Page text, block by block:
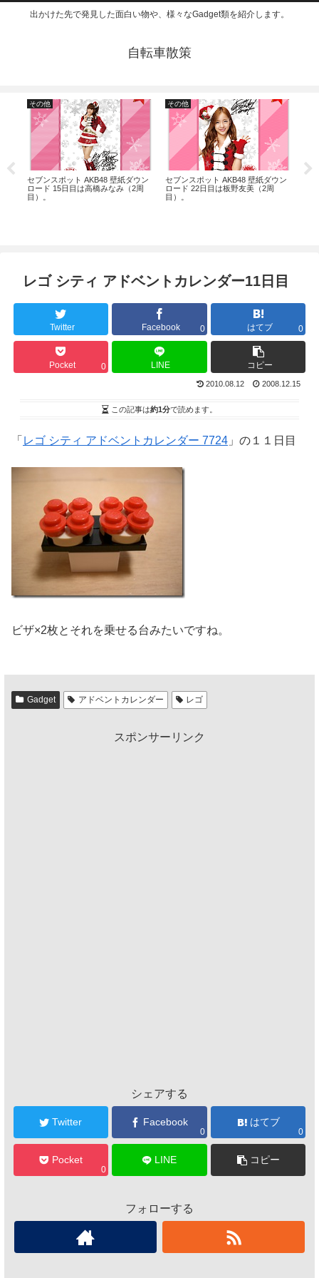
出かけた先で発見した面白い物や、様々なGadget類を紹介します。
自転車散策
その他
セブンスポット AKB48 壁紙ダウン
ロード 15日目は高橋みなみ（2周
目）。
その他
セブンスポット AKB48 壁紙ダウン
ロード 22日目は板野友美（2周
目）。
レゴ シティ アドベントカレンダー11日目
Twitter Facebook 0 はてブ 0
Pocket 0 LINE コピー
2010.08.12 2008.12.15
この記事は約1分で読めます。
「 レゴ シティ アドベントカレンダー 7724 」の１１日目
ビザ×2枚とそれを乗せる台みたいですね。
Gadget アドベントカレンダー レゴ
スポンサーリンク
シェアする
Twitter Facebook
0
はてブ
0
Pocket
0
LINE コピー
フォローする